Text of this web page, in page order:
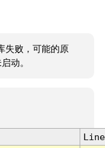
失败，可能的原
动。
Line